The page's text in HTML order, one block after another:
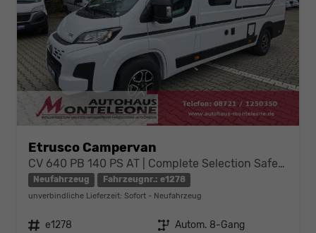
Etrusco Campervan
CV 640 PB 140 PS AT | Complete Selection Safety Paket Sofort verfügbar
Neufahrzeug Fahrzeugnr.: e1278
unverbindliche Lieferzeit: Sofort Neufahrzeug
Fahrzeugnr. e1278 Getriebe Autom. 8-Gang